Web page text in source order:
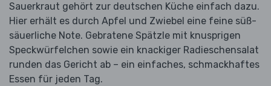
Sauerkraut gehört zur deutschen Küche einfach dazu.
Hier erhält es durch Apfel und Zwiebel eine feine süß-
säuerliche Note. Gebratene Spätzle mit knusprigen
Speckwürfelchen sowie ein knackiger Radieschensalat
runden das Gericht ab – ein einfaches, schmackhaftes
Essen für jeden Tag.